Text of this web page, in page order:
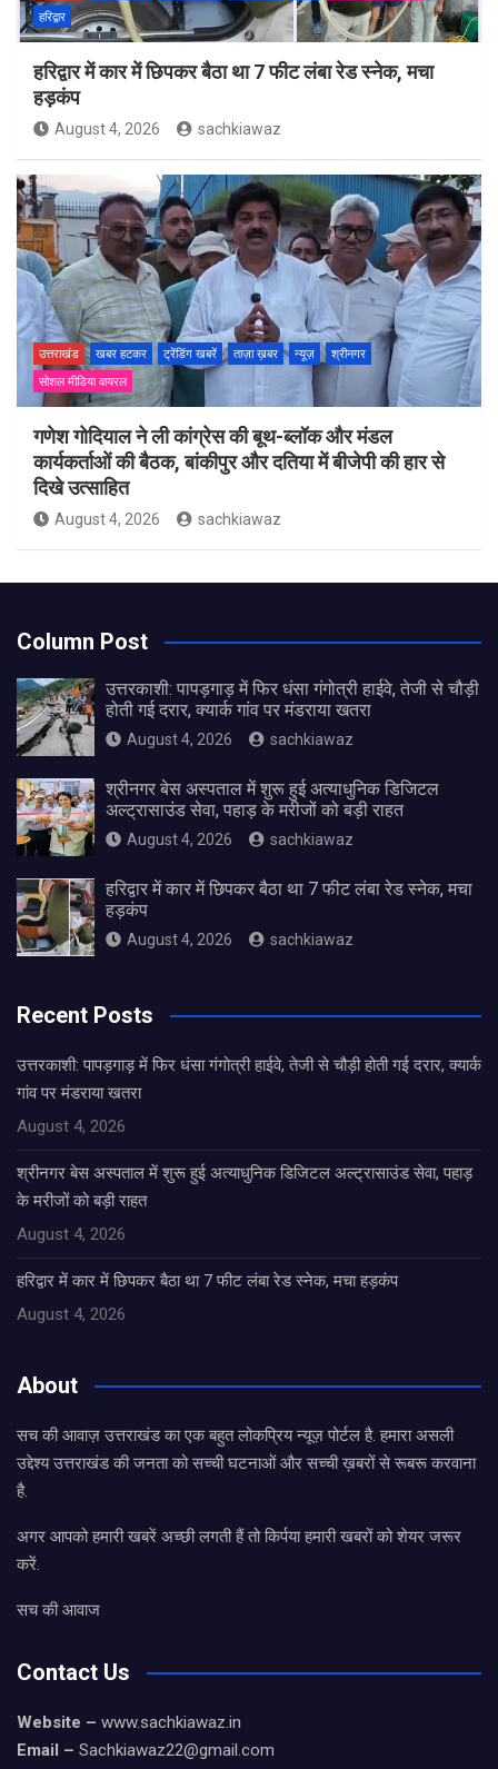
हरिद्वार
हरिद्वार में कार में छिपकर बैठा था 7 फीट लंबा रेड स्नेक, मचा
हड़कंप
August 4, 2026 sachkiawaz
उत्तराखंड खबर हटकर ट्रेंडिंग खबरें ताज़ा ख़बर न्यूज़
श्रीनगर
सोशल मीडिया वायरल
गणेश गोदियाल ने ली कांग्रेस की बूथ-ब्लॉक और मंडल
कार्यकर्ताओं की बैठक, बांकीपुर और दतिया में बीजेपी की हार से
दिखे उत्साहित
August 4, 2026 sachkiawaz
Column Post
उत्तरकाशी: पापड़गाड़ में फिर धंसा गंगोत्री हाईवे, तेजी से चौड़ी
होती गई दरार, क्यार्क गांव पर मंडराया खतरा
August 4, 2026 sachkiawaz
श्रीनगर बेस अस्पताल में शुरू हुई अत्याधुनिक डिजिटल
अल्ट्रासाउंड सेवा, पहाड़ के मरीजों को बड़ी राहत
August 4, 2026 sachkiawaz
हरिद्वार में कार में छिपकर बैठा था 7 फीट लंबा रेड स्नेक, मचा
हड़कंप
August 4, 2026 sachkiawaz
Recent Posts
उत्तरकाशी: पापड़गाड़ में फिर धंसा गंगोत्री हाईवे, तेजी से चौड़ी होती गई दरार, क्यार्क
गांव पर मंडराया खतरा
August 4, 2026
श्रीनगर बेस अस्पताल में शुरू हुई अत्याधुनिक डिजिटल अल्ट्रासाउंड सेवा, पहाड़
के मरीजों को बड़ी राहत
August 4, 2026
हरिद्वार में कार में छिपकर बैठा था 7 फीट लंबा रेड स्नेक, मचा हड़कंप
August 4, 2026
About
सच की आवाज़ उत्तराखंड का एक बहुत लोकप्रिय न्यूज़ पोर्टल है. हमारा असली
उद्देश्य उत्तराखंड की जनता को सच्ची घटनाओं और सच्ची ख़बरों से रूबरू करवाना
है.
अगर आपको हमारी खबरें अच्छी लगती हैं तो किर्पया हमारी खबरों को शेयर जरूर
करें.
सच की आवाज
Contact Us
Website – www.sachkiawaz.in
Email – Sachkiawaz22@gmail.com